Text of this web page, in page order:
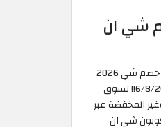
شي ان
شي 2026
—تم التحقق منه اليوم 6/8/2026!! تسوق
المخفضة عبر
شي ان